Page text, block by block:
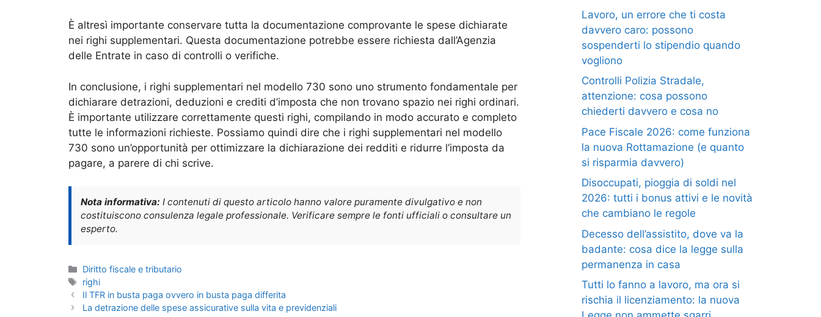
È altresì importante conservare tutta la documentazione comprovante le spese dichiarate
nei righi supplementari. Questa documentazione potrebbe essere richiesta dall’Agenzia
delle Entrate in caso di controlli o verifiche.
In conclusione, i righi supplementari nel modello 730 sono uno strumento fondamentale per
dichiarare detrazioni, deduzioni e crediti d’imposta che non trovano spazio nei righi ordinari.
È importante utilizzare correttamente questi righi, compilando in modo accurato e completo
tutte le informazioni richieste. Possiamo quindi dire che i righi supplementari nel modello
730 sono un’opportunità per ottimizzare la dichiarazione dei redditi e ridurre l’imposta da
pagare, a parere di chi scrive.
Nota informativa: I contenuti di questo articolo hanno valore puramente divulgativo e non
costituiscono consulenza legale professionale. Verificare sempre le fonti ufficiali o consultare un
esperto.
Categorie
Diritto fiscale e tributario
Tag
righi
Il TFR in busta paga ovvero in busta paga differita
La detrazione delle spese assicurative sulla vita e previdenziali
Lavoro, un errore che ti costa
davvero caro: possono
sospenderti lo stipendio quando
vogliono
Controlli Polizia Stradale,
attenzione: cosa possono
chiederti davvero e cosa no
Pace Fiscale 2026: come funziona
la nuova Rottamazione (e quanto
si risparmia davvero)
Disoccupati, pioggia di soldi nel
2026: tutti i bonus attivi e le novità
che cambiano le regole
Decesso dell’assistito, dove va la
badante: cosa dice la legge sulla
permanenza in casa
Tutti lo fanno a lavoro, ma ora si
rischia il licenziamento: la nuova